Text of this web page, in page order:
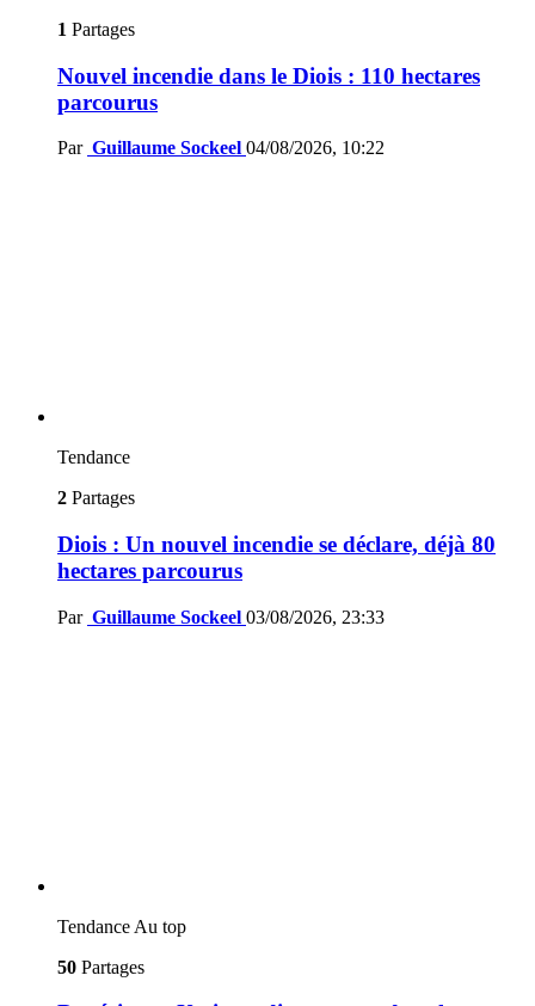
1 Partages
Nouvel incendie dans le Diois : 110 hectares
parcourus
Par Guillaume Sockeel 04/08/2026, 10:22
Tendance
2 Partages
Diois : Un nouvel incendie se déclare, déjà 80
hectares parcourus
Par Guillaume Sockeel 03/08/2026, 23:33
Tendance Au top
50 Partages